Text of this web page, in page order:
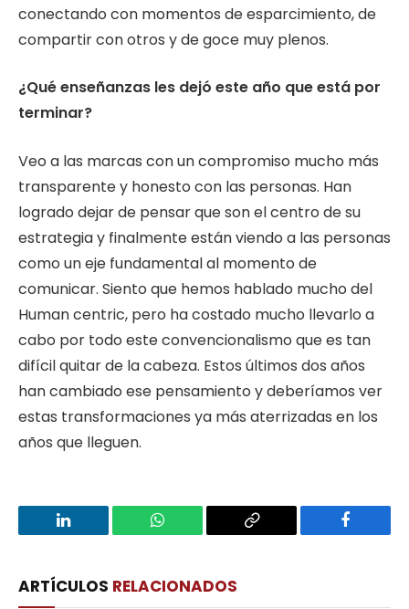
conectando con momentos de esparcimiento, de
compartir con otros y de goce muy plenos.
¿Qué enseñanzas les dejó este año que está por
terminar?
Veo a las marcas con un compromiso mucho más
transparente y honesto con las personas. Han
logrado dejar de pensar que son el centro de su
estrategia y finalmente están viendo a las personas
como un eje fundamental al momento de
comunicar. Siento que hemos hablado mucho del
Human centric, pero ha costado mucho llevarlo a
cabo por todo este convencionalismo que es tan
difícil quitar de la cabeza. Estos últimos dos años
han cambiado ese pensamiento y deberíamos ver
estas transformaciones ya más aterrizadas en los
años que lleguen.
LinkedIn WhatsApp
Copy
Facebook
ARTÍCULOS RELACIONADOS